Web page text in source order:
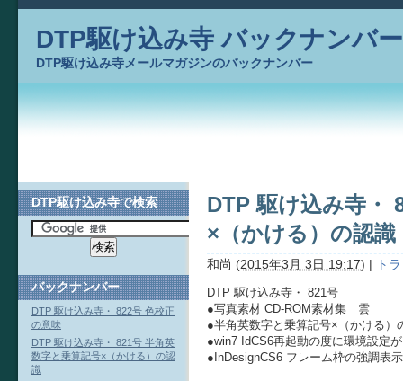
DTP駆け込み寺 バックナンバー
DTP駆け込み寺メールマガジンのバックナンバー
DTP 駆け込み寺・
×（かける）の認識
和尚 (2015年3月 3日 19:17) | ト
DTP 駆け込み寺・ 821号
●写真素材 CD-ROM素材集 雲
●半角英数字と乗算記号×（かける）
●win7 IdCS6再起動の度に環境設定
●InDesignCS6 フレーム枠の強調表示
DTP駆け込み寺で検索
バックナンバー
DTP 駆け込み寺・ 822号 色校正
の意味
DTP 駆け込み寺・ 821号 半角英
数字と乗算記号×（かける）の認
識